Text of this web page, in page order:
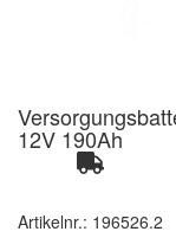
12V 190Ah
Artikelnr.: 196526.2